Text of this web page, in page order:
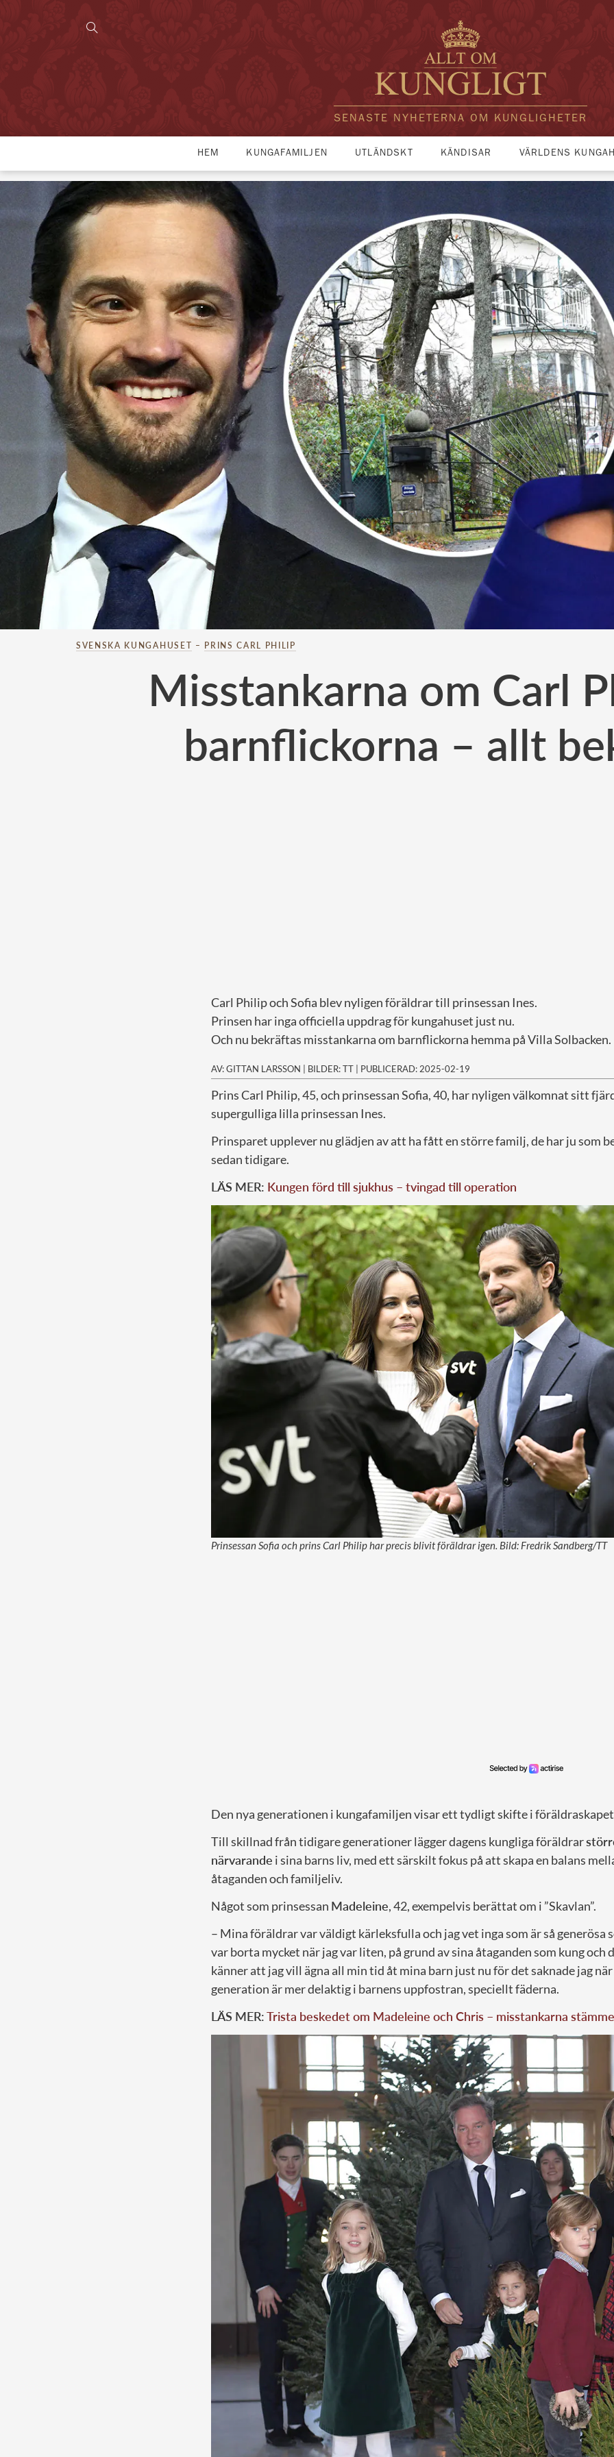
SENASTE NYHETERNA OM KUNGLIGHETER
HEM KUNGAFAMILJEN UTLÄNDSKT KÄNDISAR VÄRLDENS
SVENSKA KUNGAHUSET – PRINS CARL PHILIP
Misstankarna om Carl
barnflickorna – allt
Carl Philip och Sofia blev nyligen föräldrar till prinsessan Ines.
Prinsen har inga officiella uppdrag för kungahuset just nu.
Och nu bekräftas misstankarna om barnflickorna hemma på Villa Solbacken.
AV: GITTAN LARSSON | BILDER: TT | PUBLICERAD: 2025-02-19
Prins Carl Philip, 45, och prinsessan Sofia, 40, har nyligen välkomnat sitt
supergulliga lilla prinsessan Ines.
Prinsparet upplever nu glädjen av att ha fått en större familj, de har ju som
sedan tidigare.
LÄS MER: Kungen förd till sjukhus – tvingad till operation
Prinsessan Sofia och prins Carl Philip har precis blivit föräldrar igen. Bild: Fredrik Sandberg/TT
Den nya generationen i kungafamiljen visar ett tydligt skifte i
Till skillnad från tidigare generationer lägger dagens kungliga föräldrar
närvarande i sina barns liv, med ett särskilt fokus på att skapa en balans
åtaganden och familjeliv.
Något som prinsessan Madeleine, 42, exempelvis berättat om i ”Skavlan”.
– Mina föräldrar var väldigt kärleksfulla och jag vet inga som är så generösa
var borta mycket när jag var liten, på grund av sina åtaganden som kung och
känner att jag vill ägna all min tid åt mina barn just nu för det saknade jag
generation är mer delaktig i barnens uppfostran, speciellt fäderna.
LÄS MER:Trista beskedet om Madeleine och Chris – misstankarna